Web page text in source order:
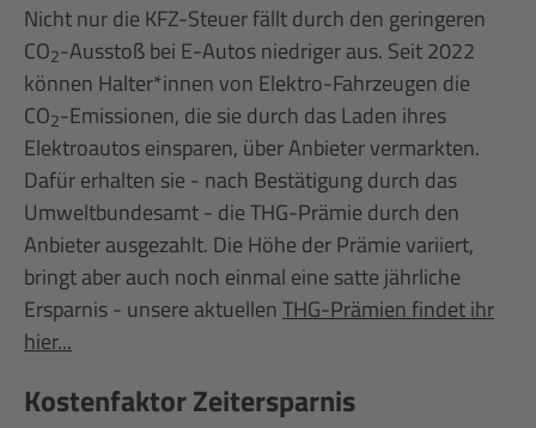
Nicht nur die KFZ-Steuer fällt durch den geringeren
CO2-Ausstoß bei E-Autos niedriger aus. Seit 2022
können Halter*innen von Elektro-Fahrzeugen die
CO2-Emissionen, die sie durch das Laden ihres
Elektroautos einsparen, über Anbieter vermarkten.
Dafür erhalten sie - nach Bestätigung durch das
Umweltbundesamt - die THG-Prämie durch den
Anbieter ausgezahlt. Die Höhe der Prämie variiert,
bringt aber auch noch einmal eine satte jährliche
Ersparnis - unsere aktuellenTHG-Prämien findet ihr
hier...
Kostenfaktor Zeitersparnis